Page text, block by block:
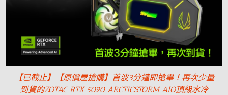
【已截止】【原價屋搶購】首波3分鐘即搶畢！再次少量
到貨的ZOTAC RTX 5090 ARCTICSTORM AIO頂級水冷